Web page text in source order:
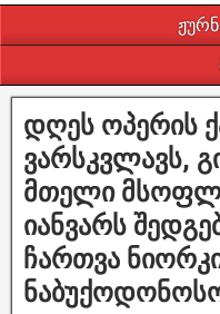
დღეს ოპერის
ვარსკვლავს,
მთელი
იანვარს
ჩართვა